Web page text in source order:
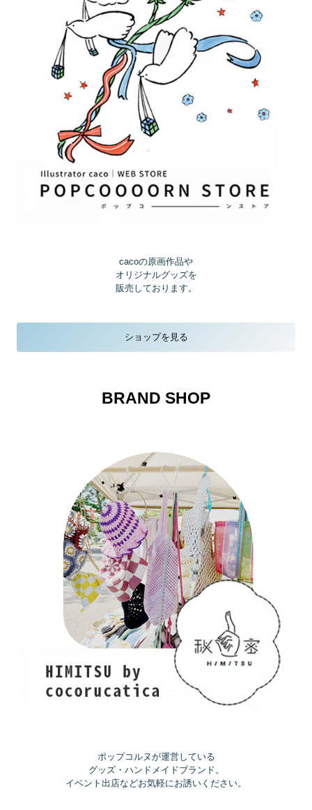
cacoの原画作品や
オリジナルグッズを
販売しております。
ショップを見る
BRAND SHOP
ポップコルヌが運営している
グッズ・ハンドメイドブランド。
イベント出店などお気軽にお誘いください。